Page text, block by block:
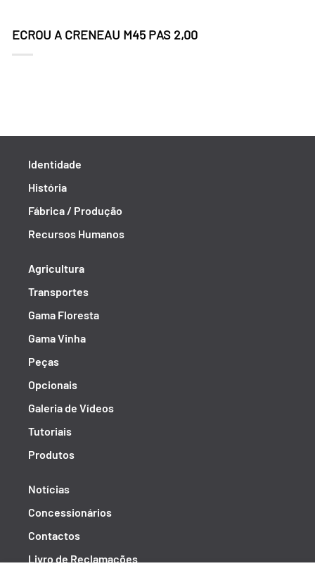
ECROU A CRENEAU M45 PAS 2,00
Identidade
História
Fábrica / Produção
Recursos Humanos
Agricultura
Transportes
Gama Floresta
Gama Vinha
Peças
Opcionais
Galeria de Vídeos
Tutoriais
Produtos
Notícias
Concessionários
Contactos
Livro de Reclamações